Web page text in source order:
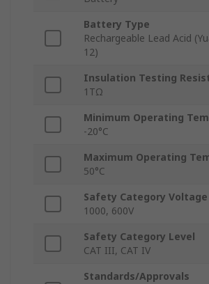
Battery Type
Rechargeable Lead Acid
12)
Insulation Testing
1TΩ
Minimum Operating
-20°C
Maximum Operating
50°C
Safety Category Voltage
1000, 600V
Safety Category Level
CAT III, CAT IV
Standards/Approvals